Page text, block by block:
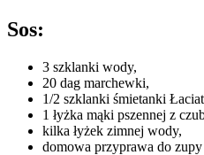
Sos:
3 szklanki wody,
20 dag marchewki,
1/2 szklanki śmietanki
1 łyżka mąki pszennej z
kilka łyżek zimnej wody,
domowa przyprawa do zupy